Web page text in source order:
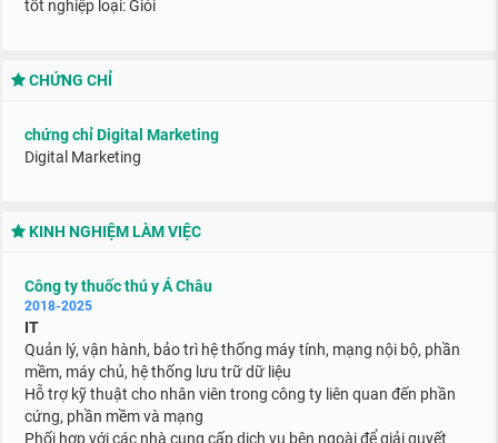
tốt nghiệp loại: Giỏi
CHỨNG CHỈ
chứng chỉ Digital Marketing
Digital Marketing
KINH NGHIỆM LÀM VIỆC
Công ty thuốc thú y Á Châu
2018-2025
IT
Quản lý, vận hành, bảo trì hệ thống máy tính, mạng nội bộ, phần
mềm, máy chủ, hệ thống lưu trữ dữ liệu
Hỗ trợ kỹ thuật cho nhân viên trong công ty liên quan đến phần
cứng, phần mềm và mạng
Phối hợp với các nhà cung cấp dịch vụ bên ngoài để giải quyết